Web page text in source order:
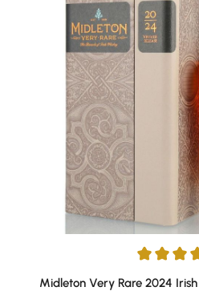
Durchschnittliche Bewertung
Midleton Very Rare 2024